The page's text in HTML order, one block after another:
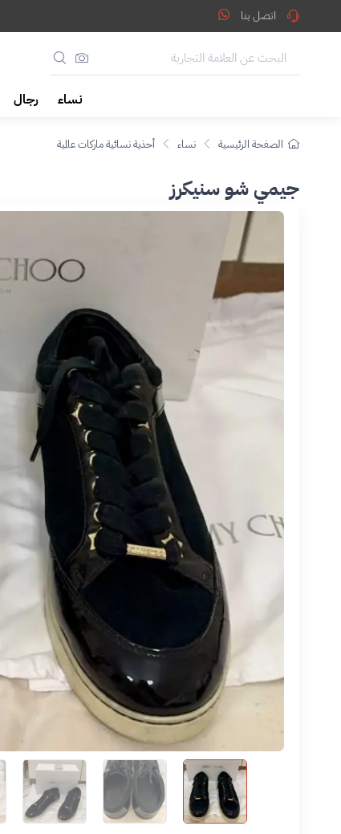
اتصل بنا
نساء رجال
الصفحة الرئيسية نساء أحذية نسائية ماركات عالمية
جيمي شو سنيكرز